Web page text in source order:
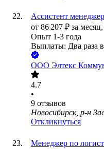
Ассистент
от 86 207 ₽ за месяц,
Опыт 1-3 года
Выплаты: Два раза
ООО Элтекс
4.7
•
9 отзывов
Новосибирск, р-н
Откликнуться
Менеджер по